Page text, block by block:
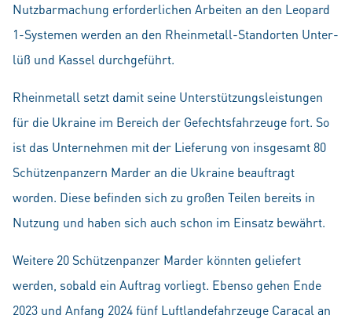
Nutzbarmachung erforderlichen Arbeiten an den Leopard
1-Systemen werden an den Rheinmetall-Standorten Unter­
lüß und Kassel durchgeführt.
Rheinmetall setzt damit seine Unterstützungsleistungen
für die Ukraine im Bereich der Gefechtsfahrzeuge fort. So
ist das Unternehmen mit der Lieferung von insgesamt 80
Schützenpanzern Marder an die Ukraine beauftragt
worden. Diese befinden sich zu großen Teilen bereits in
Nutzung und haben sich auch schon im Einsatz bewährt.
Weitere 20 Schützenpanzer Marder könnten geliefert
werden, sobald ein Auftrag vorliegt. Ebenso gehen Ende
2023 und Anfang 2024 fünf Luftlandefahrzeuge Caracal an